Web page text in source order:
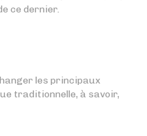
ce dernier.
les principaux
traditionnelle, à savoir,